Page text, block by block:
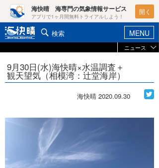
海快晴 海専門の気象情報サービス
アプリで1ヶ月間無料トライアルしよう！
開く
検索 MENU
ヘルプ&サポート マイホーム
ログイン
天気予報・概況
週間予報/天気図/他
9月30日(水)海快晴×水温調査＋
観天望気（相模湾：辻堂海岸）
海快晴 2020.09.30
ニュース
お知らせ
ライター/寄稿メディア